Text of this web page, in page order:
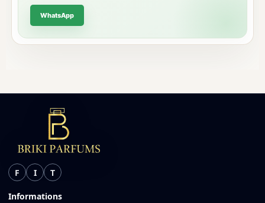
WhatsApp
F I T
Informations